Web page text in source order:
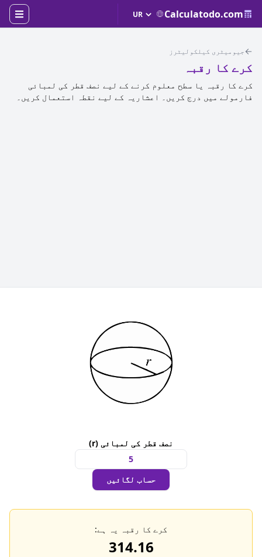
Calculatodo.com
جیومیٹری کیلکولیٹرز
کرے کا رقبہ
کرے کا رقبہ یا سطح معلوم کرنے کے لیے نصف قطر کی لمبائی
فارمولے میں درج کریں۔ اعشاریہ کے لیے نقطہ استعمال کریں۔
نصف قطر کی لمبائی (r)
حساب لگائیں
کرے کا رقبہ یہ ہے:
314.16